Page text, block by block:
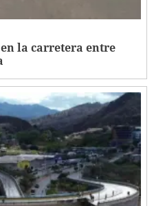
la carretera entre